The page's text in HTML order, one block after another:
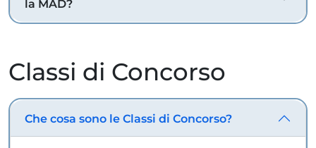
la MAD?
Classi di Concorso
Che cosa sono le Classi di Concorso?